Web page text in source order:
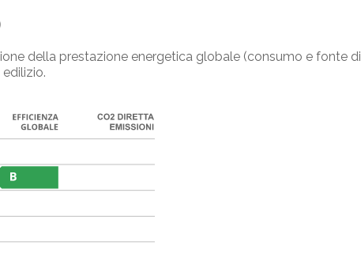
della prestazione energetica globale (consumo e fonte di